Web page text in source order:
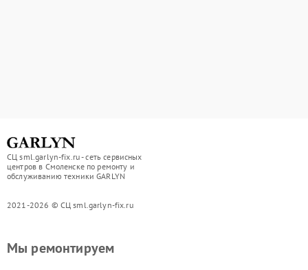
СЦ sml.garlyn-fix.ru - сеть сервисных
центров в Смоленске по ремонту и
обслуживанию техники GARLYN
2021-2026 © СЦ sml.garlyn-fix.ru
Мы ремонтируем